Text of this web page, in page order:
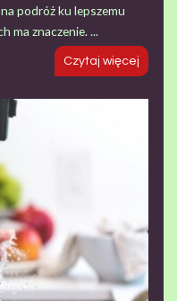
podróż ku lepszemu
ma znaczenie. ...
Czytaj więcej